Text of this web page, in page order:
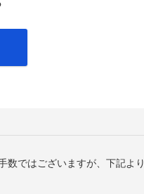
数ではございますが、下記より